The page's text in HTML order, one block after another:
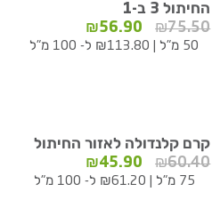
החיתול 3 ב-1
₪75.50
המחיר
המקורי
₪56.90
הנוכחי
50 מ"ל ₪113.80 ל- 100 מ"ל
קרם קלנדולה לאזור החיתול
₪60.40
המחיר
המקורי
₪45.90
הנוכחי
75 מ"ל ₪61.20 ל- 100 מ"ל